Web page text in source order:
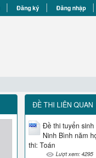
Đăng ký Đăng nhập
ĐỀ THI LIÊN QUAN
Đề thi tuyển
Ninh Bình năm
thi: Toán
Lượt xem: 4295